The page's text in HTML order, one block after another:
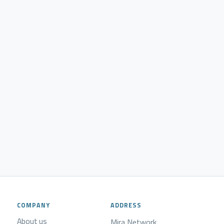
COMPANY
About us
ADDRESS